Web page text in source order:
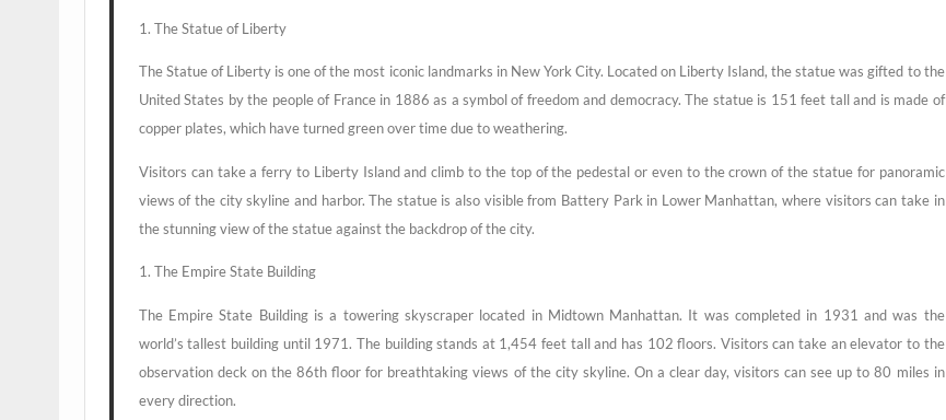
1. The Sta­tue of Liberty
The Sta­tue of Liber­ty is one of the most ico­nic land­marks in New York City. Loca­ted on Liber­ty Island, the sta­tue was gifted to the
United Sta­tes by the peo­p­le of France in 1886 as a sym­bol of free­dom and demo­cra­cy. The sta­tue is 151 feet tall and is made of
cop­per pla­tes, which have tur­ned green over time due to weathering.
Visi­tors can take a fer­ry to Liber­ty Island and climb to the top of the pedes­tal or even to the crown of the sta­tue for pan­o­r­amic
views of the city sky­line and har­bor. The sta­tue is also visi­ble from Bat­tery Park in Lower Man­hat­tan, whe­re visi­tors can take in
the stun­ning view of the sta­tue against the back­drop of the city.
1. The Empire Sta­te Building
The Empire Sta­te Buil­ding is a towe­ring sky­scra­per loca­ted in Mid­town Man­hat­tan. It was com­ple­ted in 1931 and was the
world’s tal­lest buil­ding until 1971. The buil­ding stands at 1,454 feet tall and has 102 flo­ors. Visi­tors can take an ele­va­tor to the
obser­va­ti­on deck on the 86th flo­or for breath­ta­king views of the city sky­line. On a clear day, visi­tors can see up to 80 miles in
every direction.